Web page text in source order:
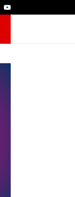
TwitterYoutube